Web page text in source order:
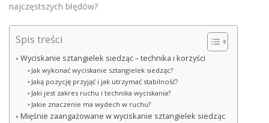
najczęstszych błędów?
Spis treści
Wyciskanie sztangielek siedząc – technika i korzyści
Jak wykonać wyciskanie sztangielek siedząc?
Jaką pozycję przyjąć i jak utrzymać stabilność?
Jaki jest zakres ruchu i technika wyciskania?
Jakie znaczenie ma wydech w ruchu?
Mięśnie zaangażowane w wyciskanie sztangielek siedząc